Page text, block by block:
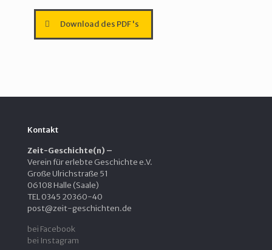
Download des PDF's
Kontakt
Zeit-Geschichte(n) –
Verein für erlebte Geschichte e.V.
Große Ulrichstraße 51
06108 Halle (Saale)
TEL 0345 20360-40
post@zeit-geschichten.de
bei Facebook
bei Instagram